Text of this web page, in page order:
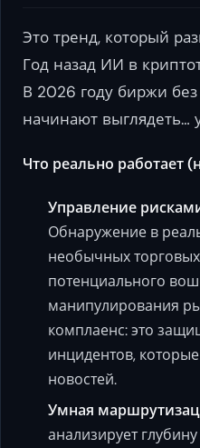
Это тренд, который
Год назад ИИ в
В 2026 году биржи
начинают выглядеть…
Что реально работает
Управление
Обнаружение в
необычных
потенциального
манипулирования
комплаенс: это
инцидентов,
новостей.
Умная
анализирует